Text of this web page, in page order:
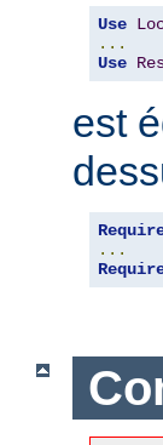
Use
...
Use
est
...